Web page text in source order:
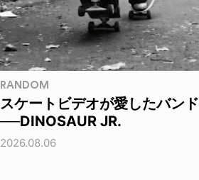
RANDOM
スケートビデオが愛したバンド
──DINOSAUR JR.
2026.08.06